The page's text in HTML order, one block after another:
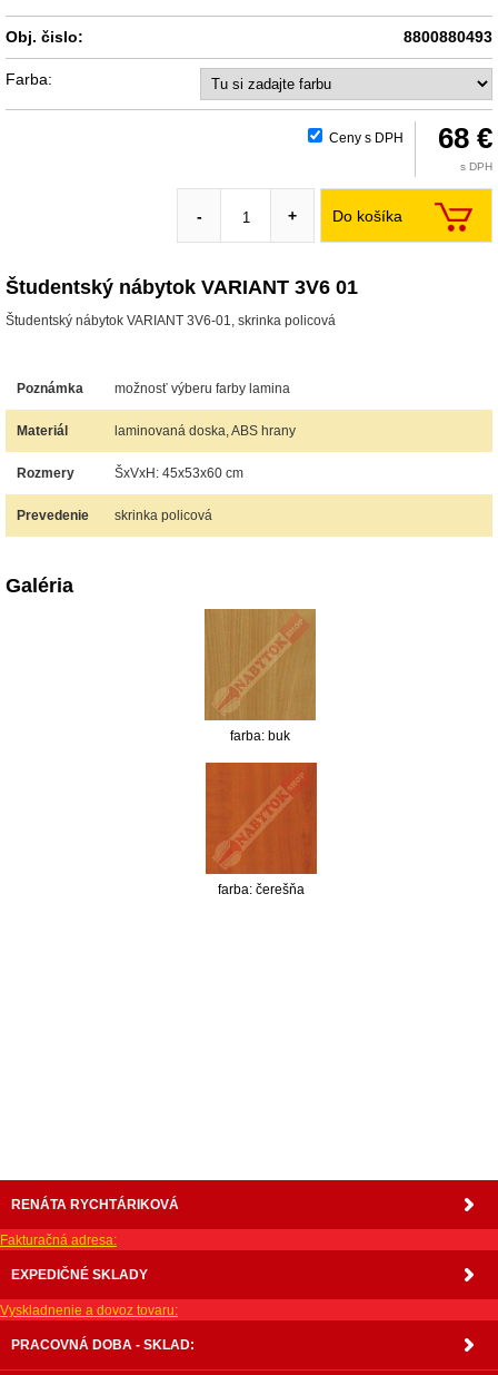
Obj. čislo: 8800880493
Farba:
Ceny s DPH 68 €
s DPH
Do košíka
- +
Študentský nábytok VARIANT 3V6 01
Študentský nábytok VARIANT 3V6-01, skrinka policová
Poznámka možnosť výberu farby lamina
Materiál laminovaná doska, ABS hrany
Rozmery ŠxVxH: 45x53x60 cm
Prevedenie skrinka policová
Galéria
farba: buk
farba: čerešňa
RENÁTA RYCHTÁRIKOVÁ
Fakturačná adresa:
EXPEDIČNÉ SKLADY
Vyskladnenie a dovoz tovaru:
PRACOVNÁ DOBA - SKLAD: